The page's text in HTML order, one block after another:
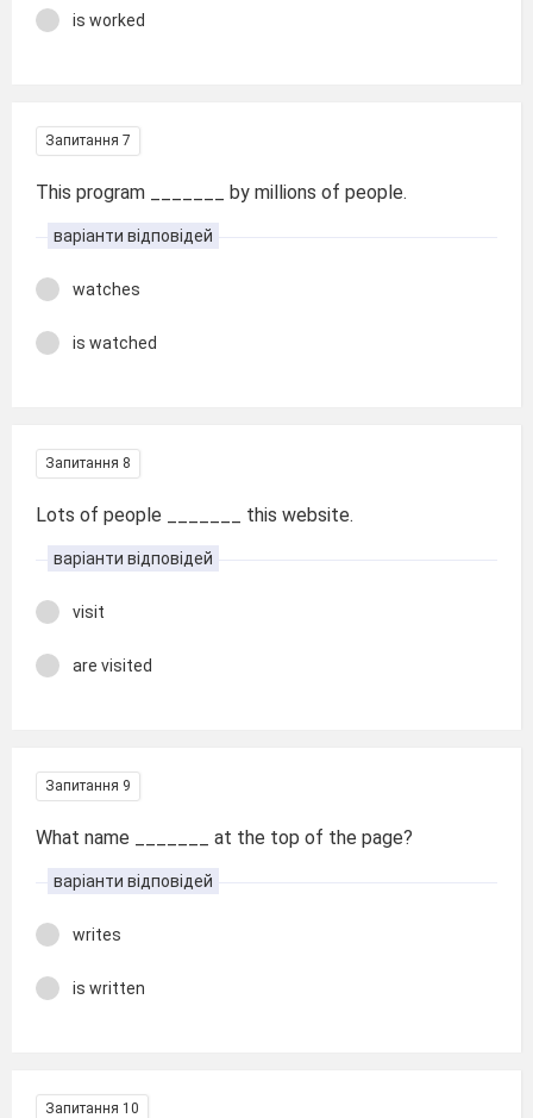
is worked
Запитання 7
This program _______ by millions of people.
варіанти відповідей
watches
is watched
Запитання 8
Lots of people _______ this website.
варіанти відповідей
visit
are visited
Запитання 9
What name _______ at the top of the page?
варіанти відповідей
writes
is written
Запитання 10